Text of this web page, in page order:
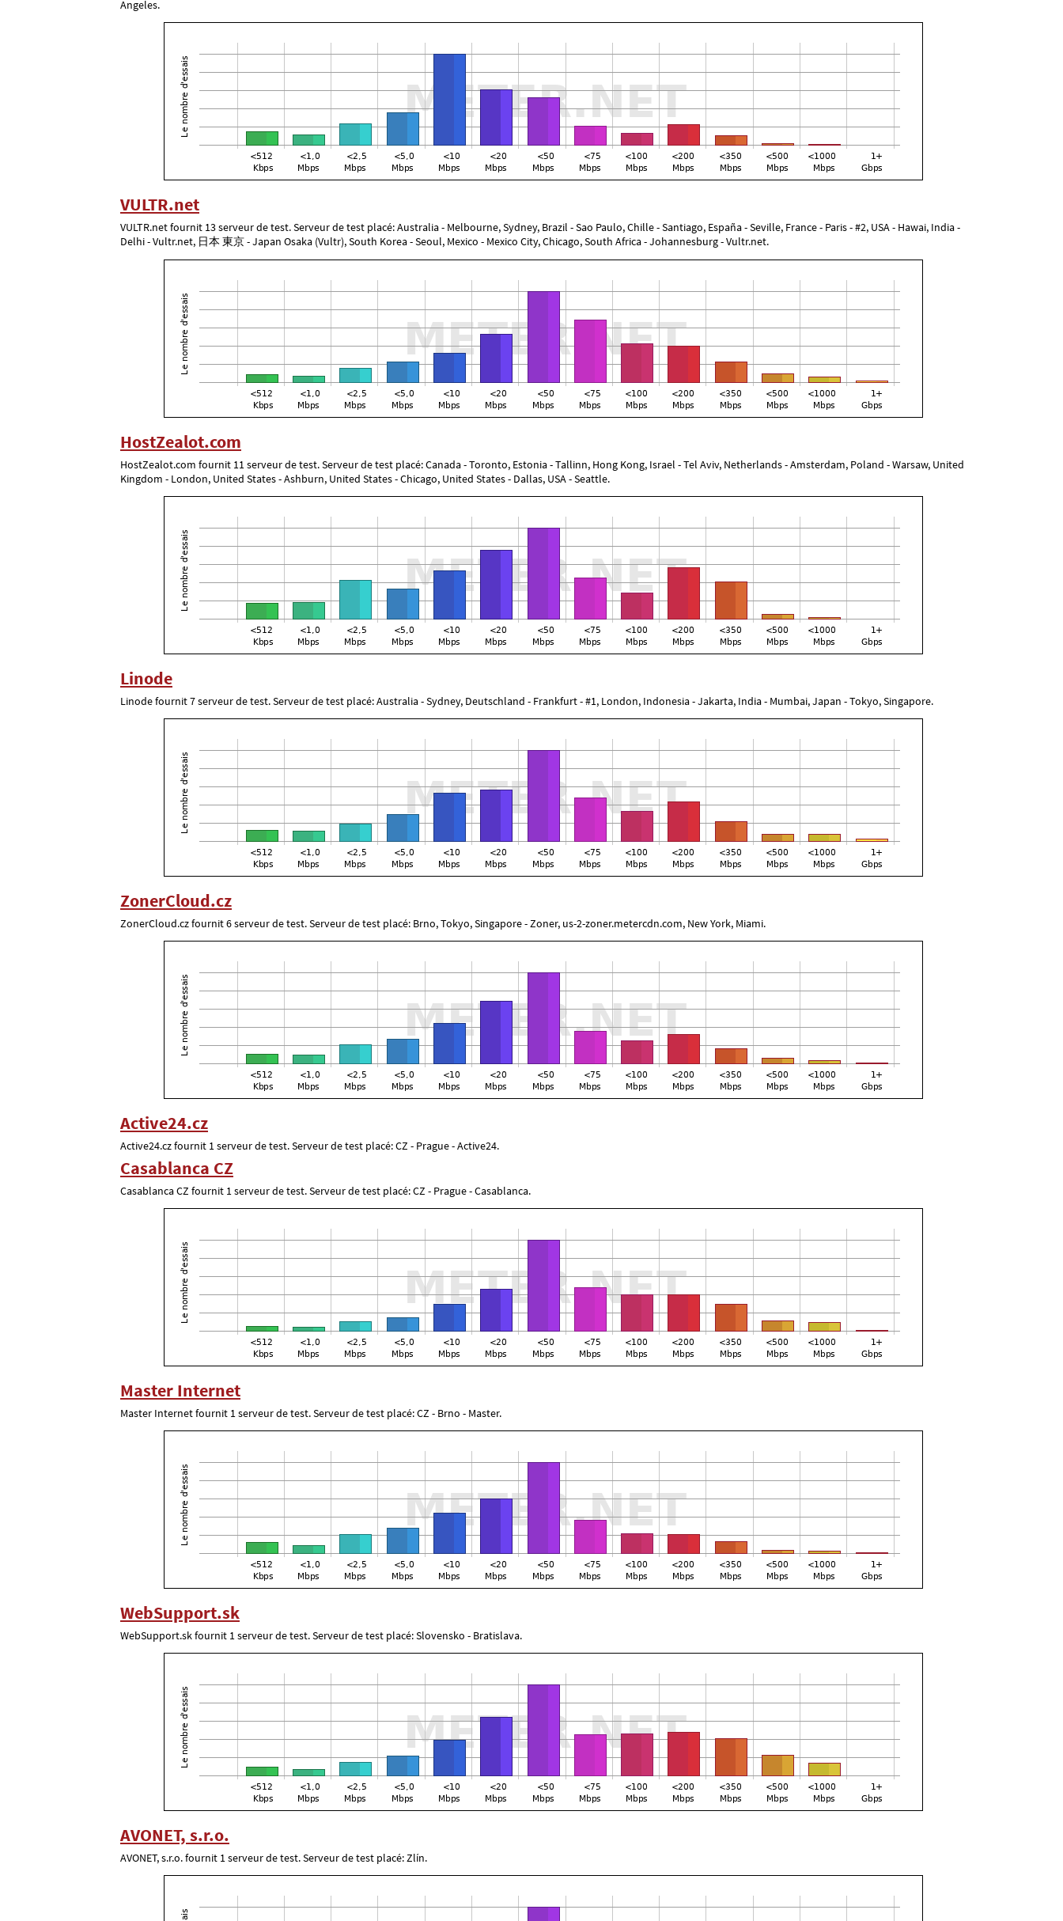
Angeles.
VULTR.net
VULTR.net fournit 13 serveur de test. Serveur de test placé: Australia - Melbourne, Sydney, Brazil - Sao Paulo, Chille - Santiago, España - Seville, France - Paris - #2, USA - Hawai, India -
Delhi - Vultr.net, 日本 東京 - Japan Osaka (Vultr), South Korea - Seoul, Mexico - Mexico City, Chicago, South Africa - Johannesburg - Vultr.net.
HostZealot.com
HostZealot.com fournit 11 serveur de test. Serveur de test placé: Canada - Toronto, Estonia - Tallinn, Hong Kong, Israel - Tel Aviv, Netherlands - Amsterdam, Poland - Warsaw, United
Kingdom - London, United States - Ashburn, United States - Chicago, United States - Dallas, USA - Seattle.
Linode
Linode fournit 7 serveur de test. Serveur de test placé: Australia - Sydney, Deutschland - Frankfurt - #1, London, Indonesia - Jakarta, India - Mumbai, Japan - Tokyo, Singapore.
ZonerCloud.cz
ZonerCloud.cz fournit 6 serveur de test. Serveur de test placé: Brno, Tokyo, Singapore - Zoner, us-2-zoner.metercdn.com, New York, Miami.
Active24.cz
Active24.cz fournit 1 serveur de test. Serveur de test placé: CZ - Prague - Active24.
Casablanca CZ
Casablanca CZ fournit 1 serveur de test. Serveur de test placé: CZ - Prague - Casablanca.
Master Internet
Master Internet fournit 1 serveur de test. Serveur de test placé: CZ - Brno - Master.
WebSupport.sk
WebSupport.sk fournit 1 serveur de test. Serveur de test placé: Slovensko - Bratislava.
AVONET, s.r.o.
AVONET, s.r.o. fournit 1 serveur de test. Serveur de test placé: Zlín.